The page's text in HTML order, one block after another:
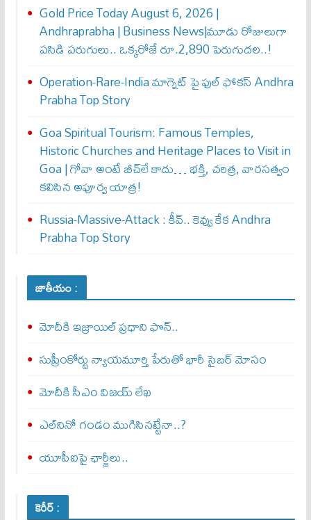
Gold Price Today August 6, 2026 |
Andhraprabha | Business News|మూడు రోజులుగా
పసిడి పరుగులు.. ఒక్కరోజే రూ.2,890 పెరుగుద‌ల‌..!
Operation-Rare-India మాగ్నెట్ పై ఫుల్ ఫోక‌స్ Andhra
Prabha Top Story
Goa Spiritual Tourism: Famous Temples,
Historic Churches and Heritage Places to Visit in
Goa | గోవా అంటే బీచ్‌లే కాదు… భక్తి, చరిత్ర, వారసత్వం
కలిసిన అపూర్వ యాత్ర!
Russia-Massive-Attack : కీవ్‌.. కెవ్వు కేక‌ Andhra
Prabha Top Story
జాతీయం :
మోదీకి ఇజ్రాయిల్ ప్ర‌ధాని ఫొన్..
సుప్రీంకోర్టు న్యాయమూర్తి పేరుతో భారీ సైబర్ మోసం
మోదీకి సీఎం విజయ్ లేఖ
ఎల్‌నినో గండం ముగిసినట్టేనా..?
యూపీఐపై ఛార్జీలు..
కెరీర్ :